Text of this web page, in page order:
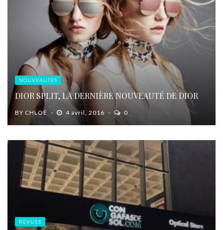
NOUVEAUTÉS
DIOR SPLIT, LA DERNIÈRE NOUVEAUTÉ DE DIOR
BY CHLOÉ 4 avril, 2016 0
REVUES